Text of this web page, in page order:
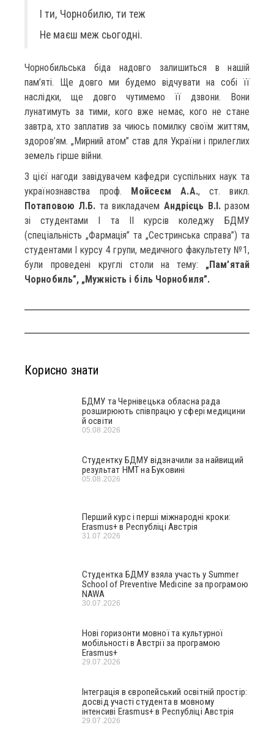
І ти, Чорнобилю, ти теж
Не маєш меж сьогодні.
Чорнобильська біда надовго залишиться в нашій
пам’яті. Ще довго ми будемо відчувати на собі її
наслідки, ще довго чутимемо її дзвони. Вони
лунатимуть за тими, кого вже немає, кого не стане
завтра, хто заплатив за чиюсь помилку своїм життям,
здоров’ям. „Мирний атом” став для України і прилеглих
земель гірше війни.
З цієї нагоди завідувачем кафедри суспільних наук та
українознавства проф. Мойсеєм А.А., ст. викл.
Потаповою Л.Б. та викладачем Андрієць В.І. разом
зі студентами І та ІІ курсів коледжу БДМУ
(спеціальність „Фармація” та „Сестринська справа”) та
студентами І курсу 4 групи, медичного факультету №1,
були проведені круглі столи на тему: „Пам’ятай
Чорнобиль”, „Мужність і біль Чорнобиля”.
Корисно знати
БДМУ та Чернівецька обласна рада
розширюють співпрацю у сфері медицини
й освіти
05.08.2026
Студентку БДМУ відзначили за найвищий
результат НМТ на Буковині
05.08.2026
Перший курс і перші міжнародні кроки:
Erasmus+ в Республіці Австрія
31.07.2026
Студентка БДМУ взяла участь у Summer
School of Preventive Medicine за програмою
NAWA
30.07.2026
Нові горизонти мовної та культурної
мобільності в Австрії за програмою
Erasmus+
29.07.2026
Інтеграція в європейський освітній простір:
досвід участі студента в мовному
інтенсиві Erasmus+ в Республіці Австрія
29.07.2026